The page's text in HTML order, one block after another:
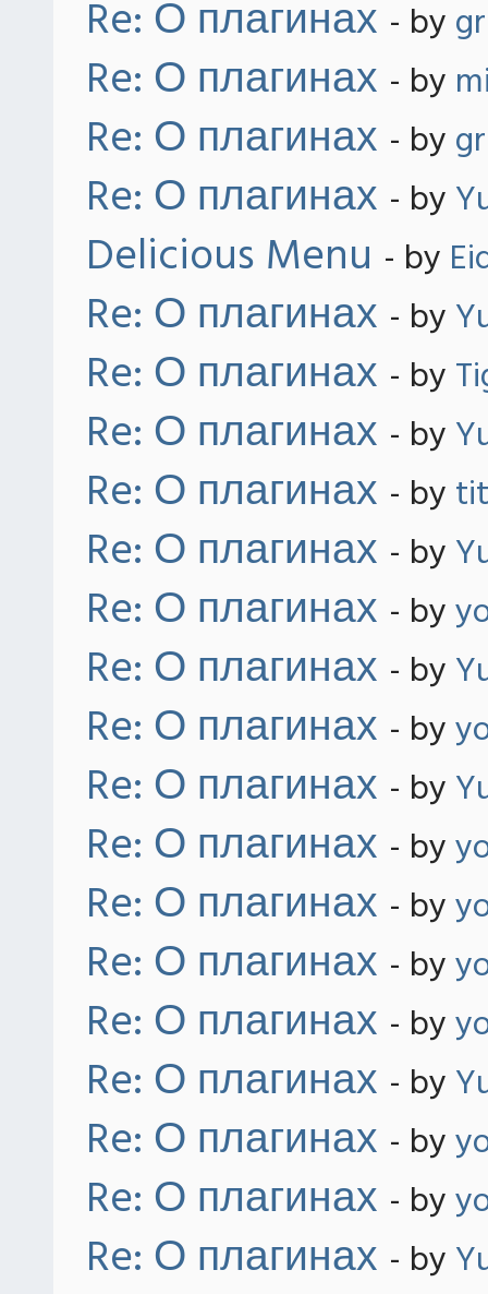
Re: О плагинах - by
Re: О плагинах - by
Re: О плагинах - by
Re: О плагинах - by
Delicious Menu - by
Re: О плагинах - by
Re: О плагинах - by
Re: О плагинах - by
Re: О плагинах - by tit
Re: О плагинах - by
Re: О плагинах - by
Re: О плагинах - by
Re: О плагинах - by
Re: О плагинах - by
Re: О плагинах - by
Re: О плагинах - by
Re: О плагинах - by
Re: О плагинах - by
Re: О плагинах - by
Re: О плагинах - by
Re: О плагинах - by
Re: О плагинах - by